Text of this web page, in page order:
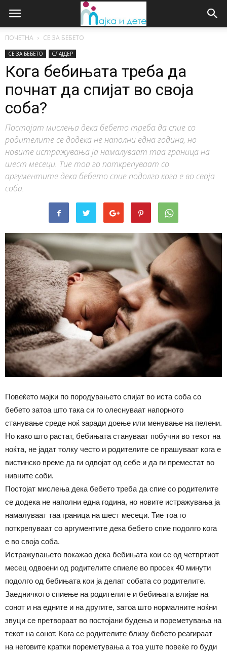
ПОЧЕТНА СЕ ЗА БЕБЕТО
СЕ ЗА БЕБЕТО СЛАЈДЕР
Кога бебињата треба да
почнат да спијат во своја
соба?
Постојат мислења дека бебето треба да спие со
родителите се додека не наполни една година, но
новите истражувања ја намалуваат таа граница на
шест месеци. Тие тоа го поткрепуваат со
аргументите дека бебето спие подолго кога е во своја
соба.
Повеќето мајки по породувањето спијат во иста соба со
бебето затоа што така си го олеснуваат напорното
станување среде ноќ заради доење или менување на пелени.
Но како што растат, бебињата стануваат побучни во текот на
ноќта, не јадат толку често и родителите се прашуваат кога е
вистинско време да ги одвојат од себе и да ги преместат во
нивните соби.
Постојат мислења дека бебето треба да спие со родителите
се додека не наполни една година, но новите истражувања ја
намалуваат таа граница на шест месеци. Тие тоа го
поткрепуваат со аргументите дека бебето спие подолго кога
е во своја соба.
Истражувањето покажао дека бебињата кои се од четвртиот
месец одвоени од родителите спиеле во просек 40 минути
подолго од бебињата кои ја делат собата со родителите.
Заедничкото спиење на родителите и бебињата влијае на
сонот и на едните и на другите, затоа што нормалните ноќни
звуци се претвораат во постојани будења и пореметувања на
текот на сонот. Кога се родителите близу бебето реагираат
на неговите кратки пореметувања а тоа уште повеќе го буди